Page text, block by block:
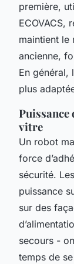
première,
ECOVACS,
maintient le
ancienne,
En général,
plus
vitre
Un robot
force
sécurité.
puissance
sur des
secours -
temps de